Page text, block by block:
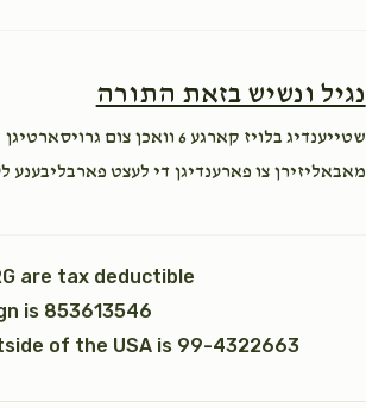
כי תבא
וזאת הברכה (ברכת משה
רבינו)
נגיל ונשיש בזאת התורה
שטייענדיג בלויז קארגע 6
מאבאליזירן צו פארענדיגן די לעצט פארבליבענע
are tax deductible
is 853613546
of the USA is 99-4322663